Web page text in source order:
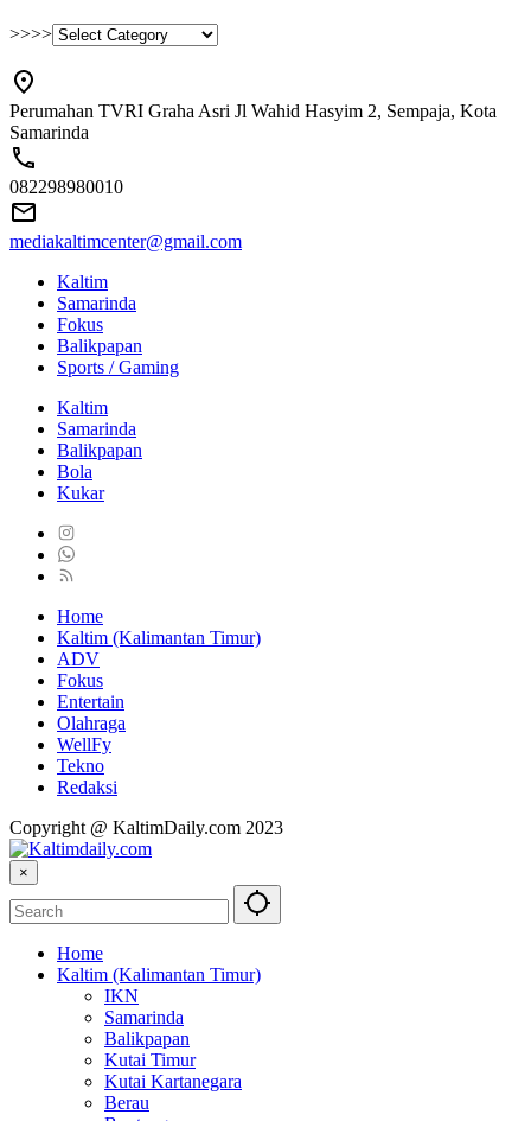
>>>>
Perumahan TVRI Graha Asri Jl Wahid Hasyim 2, Sempaja, Kota
Samarinda
082298980010
mediakaltimcenter@gmail.com
Kaltim
Samarinda
Fokus
Balikpapan
Sports / Gaming
Kaltim
Samarinda
Balikpapan
Bola
Kukar
Home
Kaltim (Kalimantan Timur)
ADV
Fokus
Entertain
Olahraga
WellFy
Tekno
Redaksi
Copyright @ KaltimDaily.com 2023
×
Home
Kaltim (Kalimantan Timur)
IKN
Samarinda
Balikpapan
Kutai Timur
Kutai Kartanegara
Berau